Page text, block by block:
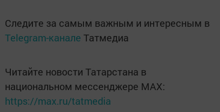
Следите за самым важным и интересным в
Telegram-канале Татмедиа
Читайте новости Татарстана в
национальном мессенджере MАХ:
https://max.ru/tatmedia